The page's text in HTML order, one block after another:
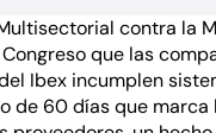
contra la
que las
Ibex incumplen
de 60 días que marca